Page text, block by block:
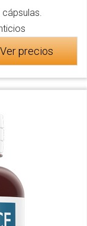
precios